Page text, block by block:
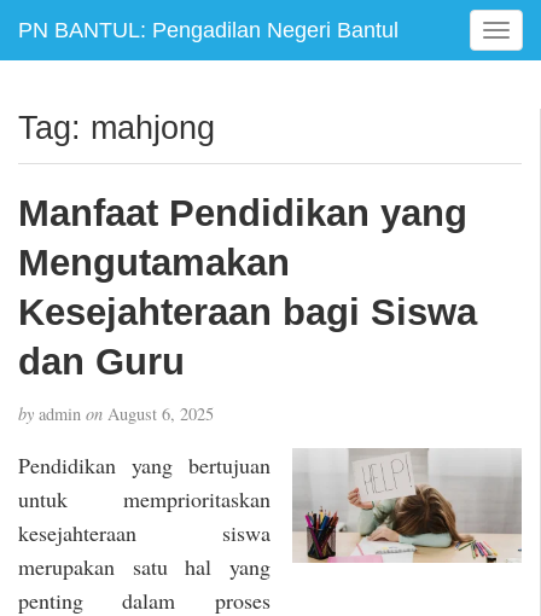
PN BANTUL: Pengadilan Negeri Bantul
T
o
e
Tag: mahjong
Manfaat Pendidikan yang
Mengutamakan
Kesejahteraan bagi Siswa
dan Guru
by admin on August 6, 2025
Pendidikan yang bertujuan
untuk memprioritaskan
kesejahteraan siswa
merupakan satu hal yang
penting dalam proses